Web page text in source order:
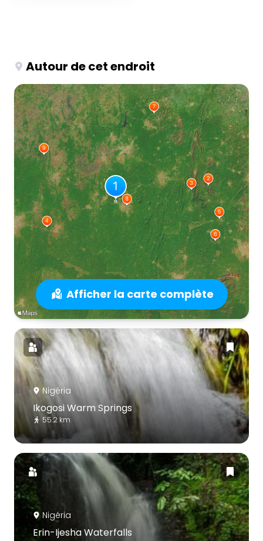
Autour de cet endroit
Afficher la carte complète
Nigéria
Ikogosi Warm Springs
55.2 km
Nigéria
Erin-Ijesha Waterfalls